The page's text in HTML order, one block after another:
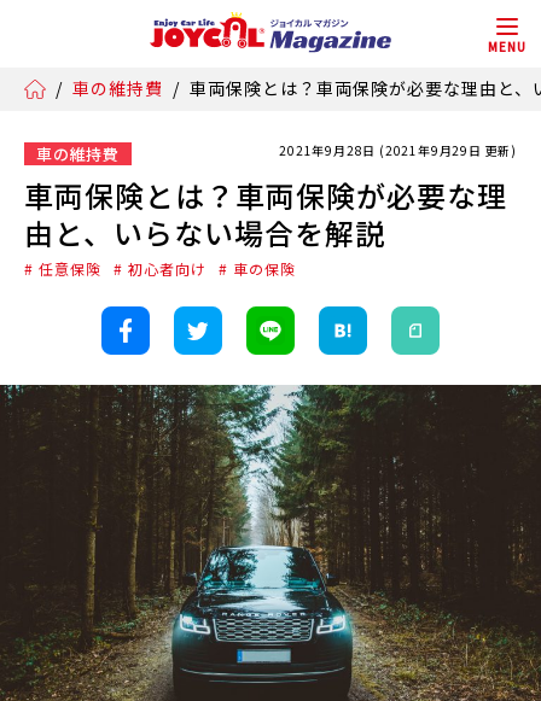
MENU
/ 車の維持費 / 車両保険とは？車両保険が必要な理由と、
車の維持費 2021年9月28日 (2021年9月29日 更新)
車両保険とは？車両保険が必要な理
由と、いらない場合を解説
# 任意保険 # 初心者向け # 車の保険